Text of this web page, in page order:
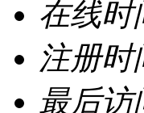
在线时
注册时
最后访